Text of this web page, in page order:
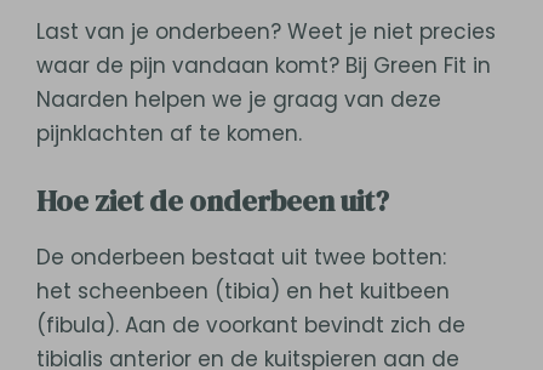
Last van je onderbeen? Weet je niet precies
waar de pijn vandaan komt? Bij Green Fit in
Naarden helpen we je graag van deze
pijnklachten af te komen.
Hoe ziet de onderbeen uit?
De onderbeen bestaat uit twee botten:
het scheenbeen (tibia) en het kuitbeen
(fibula). Aan de voorkant bevindt zich de
tibialis anterior en de kuitspieren aan de